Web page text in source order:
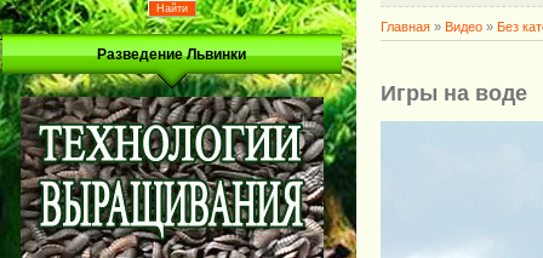
Разведение Львинки
Главная » Видео » Без
Игры на воде